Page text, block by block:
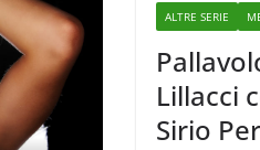
ALTRE SERIE
Lillacci
Sirio